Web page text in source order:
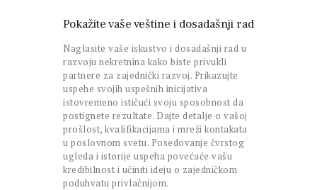
Pokažite vaše veštine i dosadašnji rad
Naglasite vaše iskustvo i dosadašnji rad u
razvoju nekretnina kako biste privukli
partnere za zajednički razvoj. Prikazujte
uspehe svojih uspešnih inicijativa
istovremeno ističući svoju sposobnost da
postignete rezultate. Dajte detalje o vašoj
prošlost, kvalifikacijama i mreži kontakata
u poslovnom svetu. Posedovanje čvrstog
ugleda i istorije uspeha povećaće vašu
kredibilnost i učiniti ideju o zajedničkom
poduhvatu privlačnijom.